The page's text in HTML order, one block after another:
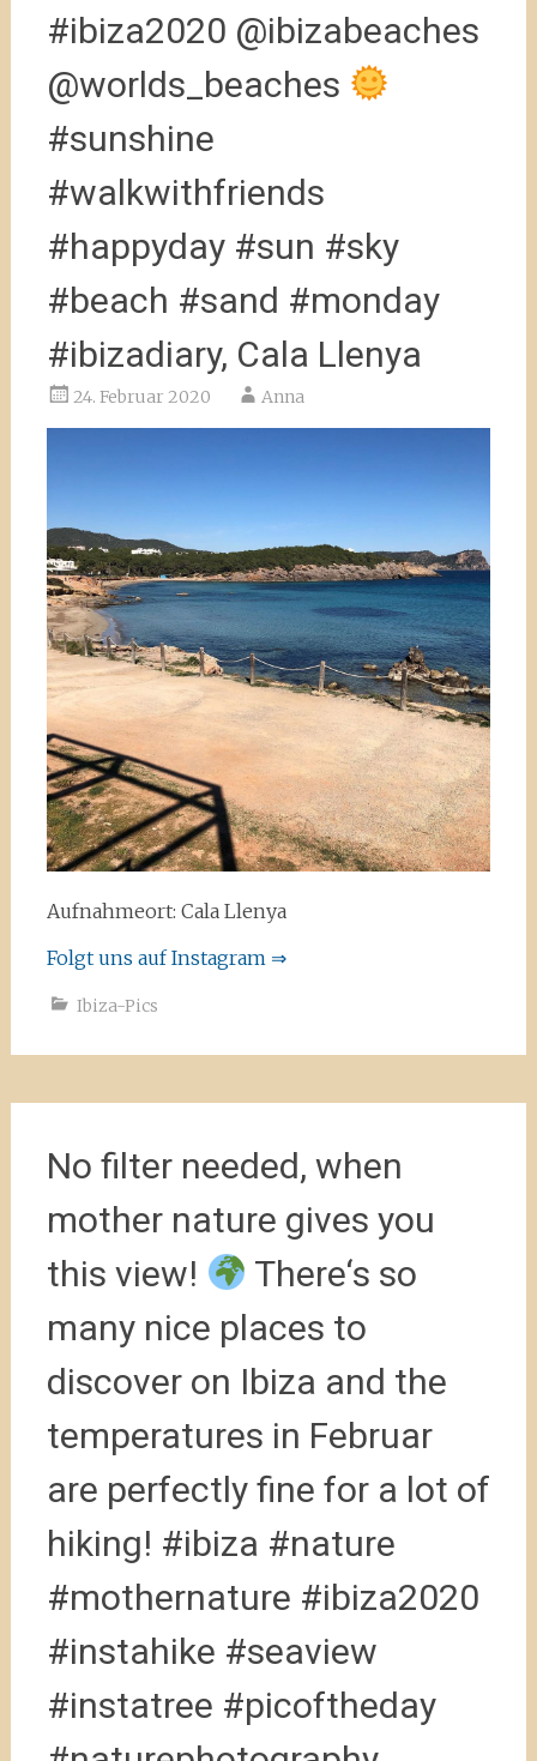
#ibiza2020 @ibizabeaches
@worlds_beaches
#sunshine
#walkwithfriends
#happyday #sun #sky
#beach #sand #monday
#ibizadiary, Cala Llenya
24. Februar 2020 Anna
Aufnahmeort: Cala Llenya
Folgt uns auf Instagram ⇒
Ibiza-Pics
No filter needed, when
mother nature gives you
this view!
There‘s so
many nice places to
discover on Ibiza and the
temperatures in Februar
are perfectly fine for a lot of
hiking! #ibiza #nature
#mothernature #ibiza2020
#instahike #seaview
#instatree #picoftheday